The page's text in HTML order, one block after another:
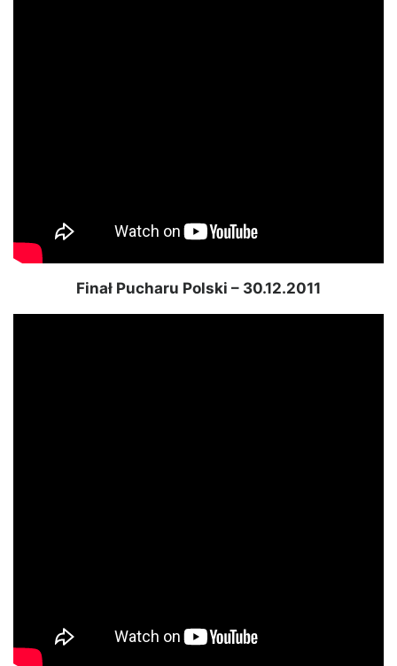
Finał Pucharu Polski – 30.12.2011